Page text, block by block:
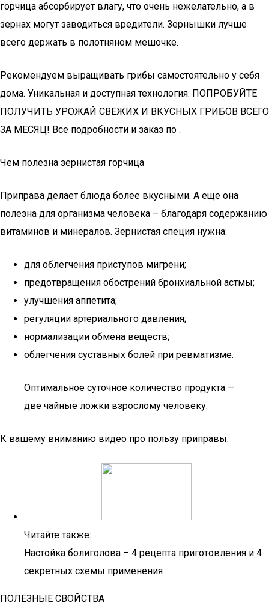
горчица абсорбирует влагу, что очень нежелательно, а в
зернах могут заводиться вредители. Зернышки лучше
всего держать в полотняном мешочке.
Рекомендуем выращивать грибы самостоятельно у себя
дома. Уникальная и доступная технология. ПОПРОБУЙТЕ
ПОЛУЧИТЬ УРОЖАЙ СВЕЖИХ И ВКУСНЫХ ГРИБОВ ВСЕГО
ЗА МЕСЯЦ! Все подробности и заказ по .
Чем полезна зернистая горчица
Приправа делает блюда более вкусными. А еще она
полезна для организма человека – благодаря содержанию
витаминов и минералов. Зернистая специя нужна:
для облегчения приступов мигрени;
предотвращения обострений бронхиальной астмы;
улучшения аппетита;
регуляции артериального давления;
нормализации обмена веществ;
облегчения суставных болей при ревматизме.
Оптимальное суточное количество продукта —
две чайные ложки взрослому человеку.
К вашему вниманию видео про пользу приправы:
Читайте также:
Настойка болиголова – 4 рецепта приготовления и 4
секретных схемы применения
ПОЛЕЗНЫЕ СВОЙСТВА